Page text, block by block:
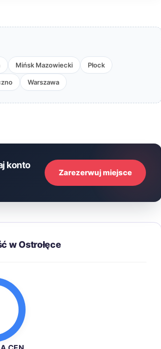
Mińsk Mazowiecki Płock
Warszawa
konto
Zarezerwuj miejsce
w Ostrołęce